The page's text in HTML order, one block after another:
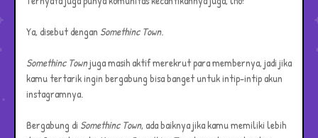
Ya, disebut dengan Somethinc Town.
Somethinc Townjuga masih aktif merekrut para membernya, jadi jika
kamu tertarik ingin bergabung bisa banget untuk intip-intip akun
instagramnya.
Bergabung di Somethinc Town, ada baiknya jika kamu memiliki lebih